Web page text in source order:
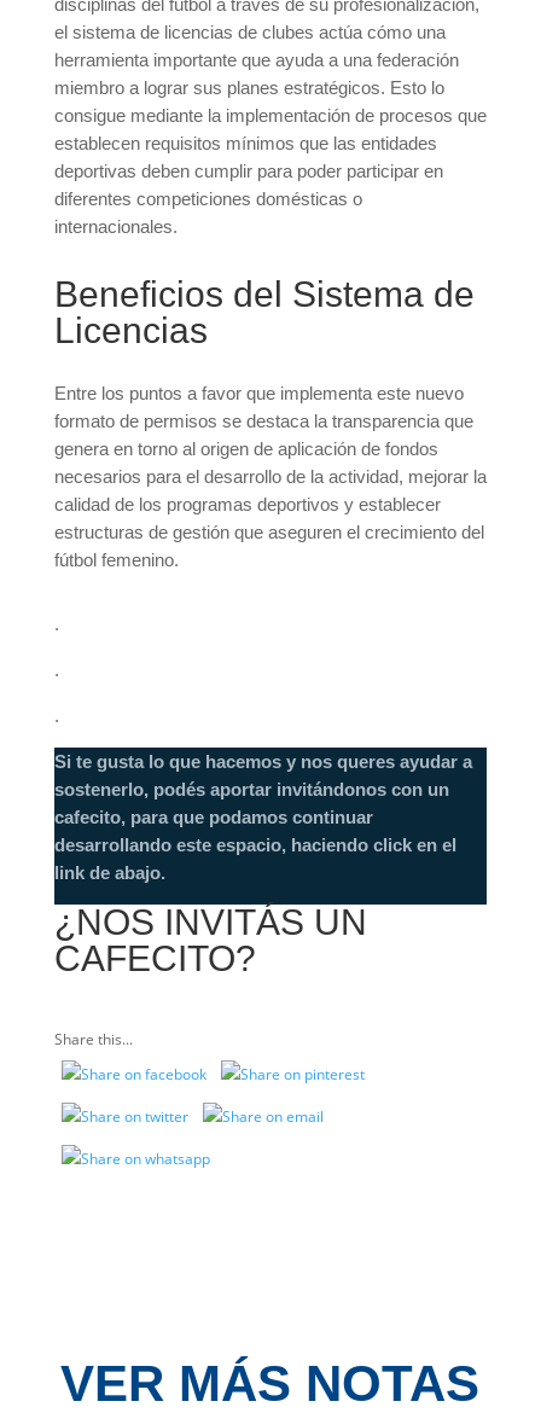
disciplinas del fútbol a través de su profesionalización,
el sistema de licencias de clubes actúa cómo una
herramienta importante que ayuda a una federación
miembro a lograr sus planes estratégicos. Esto lo
consigue mediante la implementación de procesos que
establecen requisitos mínimos que las entidades
deportivas deben cumplir para poder participar en
diferentes competiciones domésticas o
internacionales.
Beneficios del Sistema de
Licencias
Entre los puntos a favor que implementa este nuevo
formato de permisos se destaca la transparencia que
genera en torno al origen de aplicación de fondos
necesarios para el desarrollo de la actividad, mejorar la
calidad de los programas deportivos y establecer
estructuras de gestión que aseguren el crecimiento del
fútbol femenino.
.
.
.
Si te gusta lo que hacemos y nos queres ayudar a
sostenerlo, podés aportar invitándonos con un
cafecito, para que podamos continuar
desarrollando este espacio, haciendo click en el
link de abajo.
¿NOS INVITÁS UN
CAFECITO?
Share this...
VER MÁS NOTAS